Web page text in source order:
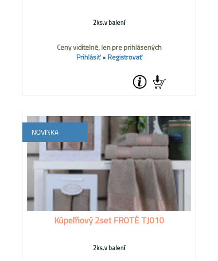
2ks.v balení
Ceny viditelné, len pre prihlásených
Prihlásiť•Registrovať
NOVINKA
Kúpeľňový 2set FROTÉ TJ010
2ks.v balení